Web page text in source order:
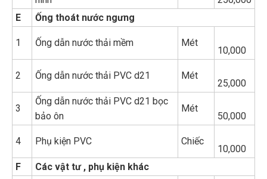
E
Ống thoát nước ngưng
1 Ống dẫn nước thải mềm Mét
10,000
2 Ống dẫn nước thải PVC d21 Mét
25,000
3
Ống dẫn nước thải PVC d21 bọc
bảo ôn
Mét
50,000
4 Phụ kiện PVC Chiếc
10,000
F
Các vật tư , phụ kiện khác